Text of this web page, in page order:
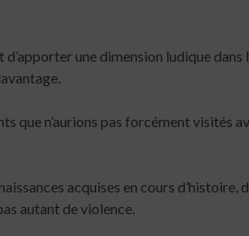
une dimension ludique dans
que n’aurions pas forcément visités
acquises en cours d’histoire,
autant de violence.